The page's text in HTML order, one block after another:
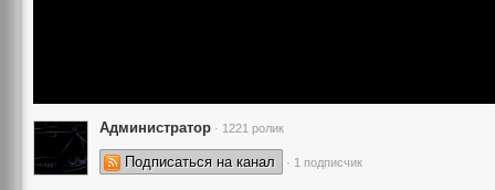
Администратор · 1221 ролик
Подписаться на канал · 1 подписчик